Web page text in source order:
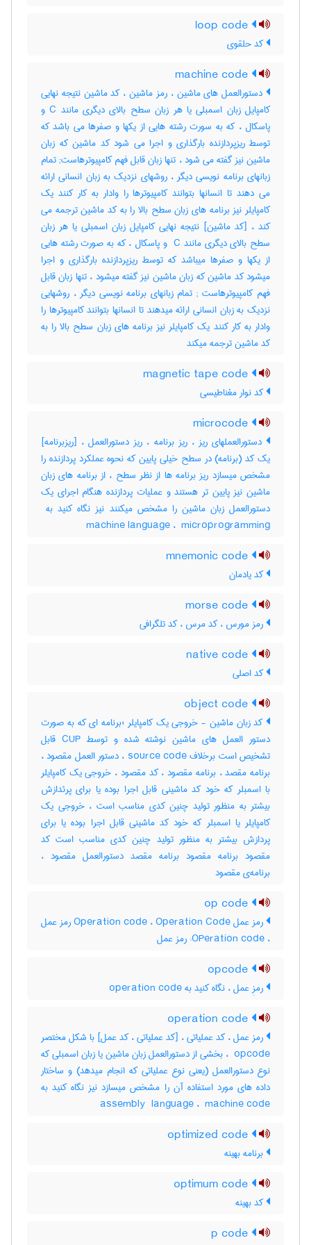
کد حلقوی
دستورالعمل های ماشین ، رمز ماشین ، کد ماشین نتیجه نهایی
کامپایل زبان اسمبلی یا هر زبان سطح بالای دیگری مانند C و
پاسکال ، که به سورت رشته هایی از یکها و صفرها می باشد که
توسط ریزپردازنده بارگذاری و اجرا می شود کد ماشین که زبان
ماشین نیز گفته می شود ، تنها زبان قابل فهم کامپیوترهاست; تمام
زبانهای برنامه نویسی دیگر ، روشهای نزدیک به زبان انسانی ارائه
می دهند تا انسانها بتوانند کامپیوترها را وادار به کار کنند یک
کامپایلر نیز برنامه های زبان سطح بالا را به کد ماشین ترجمه می
کند ، [کد ماشین] نتیجه نهایی کامپایل زبان اسمبلی یا هر زبان
سطح بالای دیگری مانند ‎ C و پاسکال ، که به صورت رشته هایی
از یکها و صفرها میباشد که توسط ریزپردازنده بارگذاری و اجرا
میشود کد ماشین که زبان ماشین نیز گفته میشود ، تنها زبان قابل
فهم کامپیوترهاست‎ ; تمام زبانهای برنامه نویسی دیگر ، روشهایی
نزدیک به زبان انسانی ارائه میدهند تا انسانها بتوانند کامپیوترها را
وادار به کار کنند یک کامپایلر نیز برنامه های زبان سطح بالا را به
کد ماشین ترجمه میکند
کد نوار مغناطیسی
دستورالعملهای ریز ، ریز برنامه ، ریز دستورالعمل ، [ریزبرنامه]
یک کد (برنامه) در سطح خیلی پایین که نحوه عملکرد پردازنده را
مشخص میسازد ریز برنامه ها از نظر سطح ، از برنامه های زبان
ماشین نیز پایین تر هستند و عملیات پردازنده هنگام اجرای یک
machine language ، ‎ microprogramming
کد یادمان
رمز مورس ، کد مرس ، کد تلگرافی
کد اصلی
کد زبان ماشین - خروجی یک کامپایلر ؛برنامه ای که به صورت
دستور العمل های ماشین نوشته شده و توسط CUP قابل
تشخیص است برخلاف source code ، دستور العمل مقصود ،
برنامه مقصد ، برنامه مقصود ، کد مقصود ، خروجی یک کامپایلر
با اسمبلر که خود کد ماشینی قابل اجرا بوده یا برای پرئدازش
بیشتر به منظور تولید چنین کدی مناسب است ، خروجی یک
کامپایلر یا اسمبلر که خود کد ماشینی قابل اجرا بوده یا برای
پردازش بیشتر به منظور تولید چنین کدی مناسب است کد
مقصود برنامه مقصود برنامه مقصد دستورالعمل مقصود ،
برنامه‌ی مقصود
رمز عمل Operation code ، Operation Code رمز عمل
، ‎OPeration code: رمز عمل
رمزِ عمل ، نگاه کنید به ‎ operation code
رمز عمل ، کد عملیاتی ، [کد عملیاتی ، کد عمل] با شکل مختصر
‎ opcode ، بخشی از دستورالعمل زبان ماشین یا زبان اسمبلی که
نوع دستورالعمل (یعنی نوع عملیاتی که انجام میدهد) و ساختار
داده های مورد استفاده آن را مشخص میسازد نیز نگاه کنید به
‎assembly ‎ language ، ‎ machine code
برنامه بهینه
کد بهینه